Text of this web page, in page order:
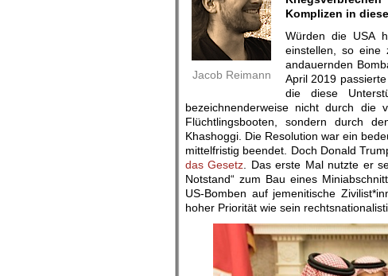
Jacob Reimann
Komplizen in
Würden die USA
einstellen, so eine
andauernden
April 2019
die diese
bezeichnenderweise nicht durch die
Flüchtlingsbooten, sondern durch
Khashoggi. Die Resolution war ein
mittelfristig beendet. Doch Donald
das Gesetz . Das erste Mal nutzte er
Notstand“ zum Bau eines
US-Bomben auf jemenitische
hoher Priorität wie sein